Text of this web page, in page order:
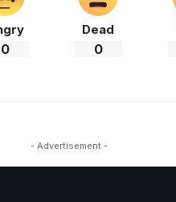
0
Dead
0
- Advertisement -